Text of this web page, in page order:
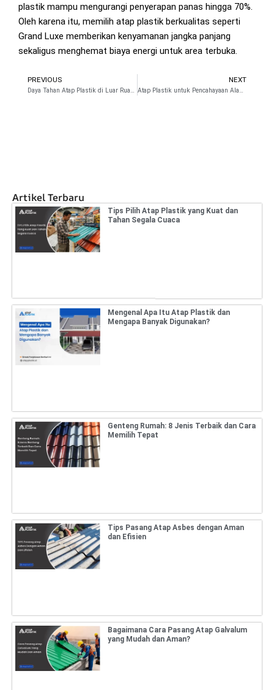
plastik mampu mengurangi penyerapan panas hingga 70%.
Oleh karena itu, memilih atap plastik berkualitas seperti
Grand Luxe memberikan kenyamanan jangka panjang
sekaligus menghemat biaya energi untuk area terbuka.
Prev
PREVIOUS NEXT
Artikel Terbaru
Tips Pilih Atap Plastik yang Kuat dan
Tahan Segala Cuaca
Mengenal Apa Itu Atap Plastik dan
Mengapa Banyak Digunakan?
Genteng Rumah: 8 Jenis Terbaik dan Cara
Memilih Tepat
Tips Pasang Atap Asbes dengan Aman
dan Efisien
Bagaimana Cara Pasang Atap Galvalum
yang Mudah dan Aman?